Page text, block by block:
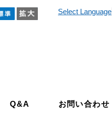
標準 Select Language
Q&A お問い合わせ